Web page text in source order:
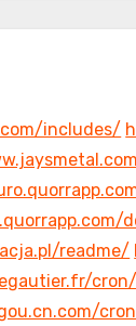
includes/
readme/
cron/